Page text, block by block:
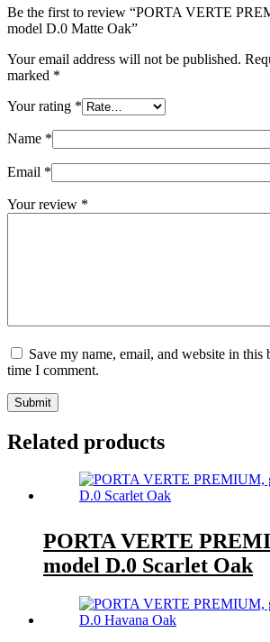
Be the first to review “PORTA VERTE
model D.0 Matte Oak”
Your email address will not be published.
marked *
Your rating *
Name *
Email *
Your review *
Save my name, email, and website in this
time I comment.
Submit
Related products
PORTA VERTE
model D.0 Scarlet Oak